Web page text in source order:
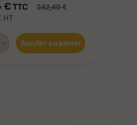
€ TTC 242,40 €
HT
Ajouter au panier